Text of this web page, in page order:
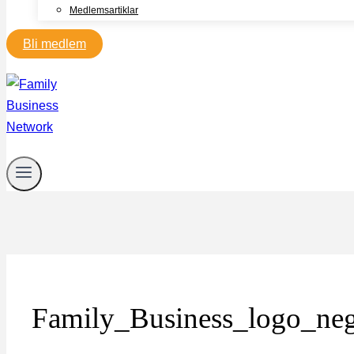
Medlemsartiklar
Bli medlem